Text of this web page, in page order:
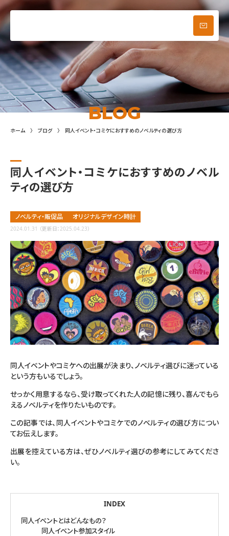
メニュー
お問い合わせ
BLOG
ホーム ブログ 同人イベント・コミケにおすすめのノベルティの選び方
同人イベント・コミケにおすすめのノベル
ティの選び方
ノベルティ・販促品 オリジナルデザイン時計
2024.01.31 （更新日：2025.04.23）
同人イベントやコミケへの出展が決まり、ノベルティ選びに迷っている
という方もいるでしょう。
せっかく用意するなら、受け取ってくれた人の記憶に残り、喜んでもら
えるノベルティを作りたいものです。
この記事では、同人イベントやコミケでのノベルティの選び方につい
てお伝えします。
出展を控えている方は、ぜひノベルティ選びの参考にしてみてくださ
い。
INDEX
同人イベントとはどんなもの？
同人イベント参加スタイル